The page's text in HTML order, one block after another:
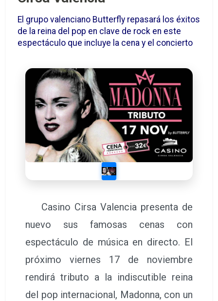
El grupo valenciano Butterfly repasará los éxitos
de la reina del pop en clave de rock en este
espectáculo que incluye la cena y el concierto
Casino Cirsa Valencia presenta de
nuevo sus famosas cenas con
espectáculo de música en directo. El
próximo viernes 17 de noviembre
rendirá tributo a la indiscutible reina
del pop internacional, Madonna, con un